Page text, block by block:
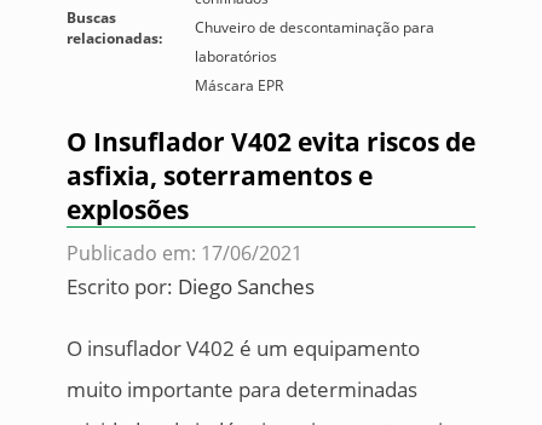
Buscas
relacionadas:
Chuveiro de descontaminação para
laboratórios
Máscara EPR
O Insuflador V402 evita riscos de
asfixia, soterramentos e
explosões
Publicado em: 17/06/2021
Escrito por: Diego Sanches
O insuflador V402 é um equipamento
muito importante para determinadas